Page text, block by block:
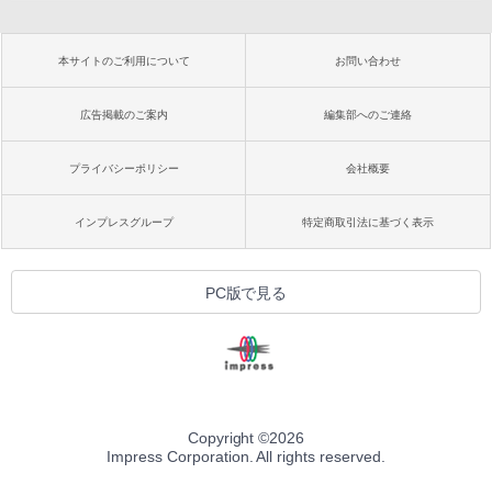
本サイトのご利用について お問い合わせ
広告掲載のご案内 編集部へのご連絡
プライバシーポリシー 会社概要
インプレスグループ 特定商取引法に基づく表示
PC版で見る
Copyright ©2026
Impress Corporation. All rights reserved.